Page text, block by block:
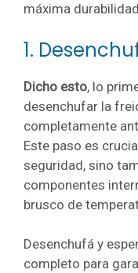
máxima
1.
Dicho esto, lo
desenchufar la
completamente
Este paso es
seguridad, sino
componentes
brusco de
Desenchufá y
completo para